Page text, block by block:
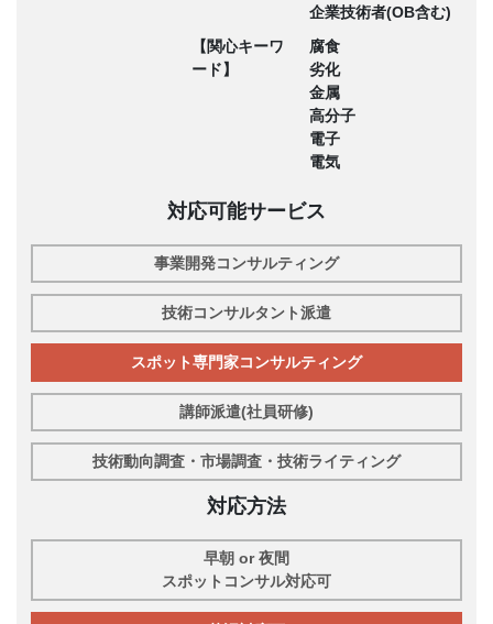
企業技術者(OB含む)
【関心キーワ
ード】
腐食
劣化
金属
高分子
電子
電気
対応可能サービス
事業開発コンサルティング
技術コンサルタント派遣
スポット専門家コンサルティング
講師派遣(社員研修)
技術動向調査・市場調査・技術ライティング
対応方法
早朝 or 夜間
スポットコンサル対応可